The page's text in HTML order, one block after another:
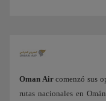
Oman Aircomenzó sus
rutas nacionales en